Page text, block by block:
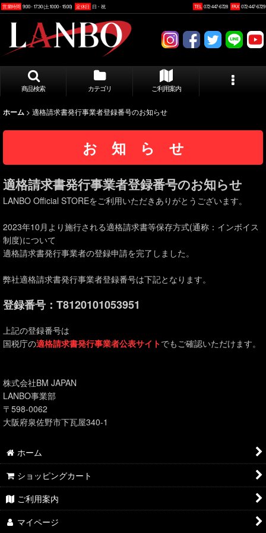
営業時間 9:00 - 17:30 (土10:00 - 15:00) 定休日 日・祝 TEL 072-447-6728 FAX 072-447-6729
商品検索 カテゴリ ご利用案内
ホーム > 適格請求書発行事業者登録番号のお知らせ
お 知 ら せ
適格請求書発行事業者登録番号のお知らせ
LANBO Official STOREをご利用いただきありがとうございます。
2023年10月より施行される適格請求書等保存方式(通称：インボイス
制度)について
適格請求書発行事業者の登録申請を完了しました。
弊社適格請求書発行事業者登録番号は下記となります。
登録番号：T8120101053951
上記の登録番号は
国税庁の適格請求書発行事業者公表サイトでもご確認いただけます。
株式会社BM JAPAN
LANBO事業部
〒598-0062
大阪府泉佐野市下瓦屋340-1
ホーム
ショッピングカート
ご利用案内
マイページ